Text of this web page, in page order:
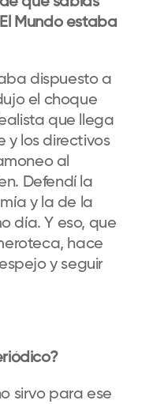
Mundo estaba
dispuesto a
el choque
que llega
y los directivos
al
Defendí la
y la de la
día. Y eso, que
hace
y seguir
sirvo para ese